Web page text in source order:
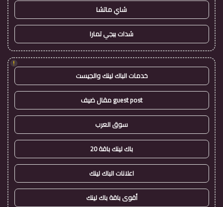
شاي ماتشا
شدات ببجي تمارا
!
خدمات الباك لينك والجيست
guest post مقال ضيف
سوق العرب
باك لينك باقة 20
اعلانات الباك لينك
أقوى باقة باك لينك